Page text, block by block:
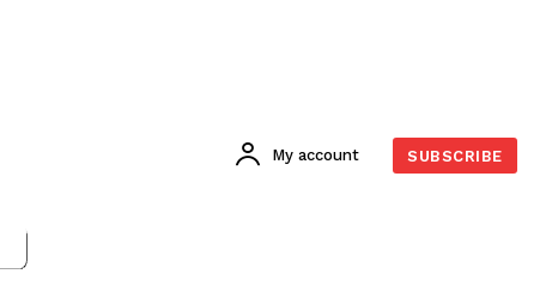
My account SUBSCRIBE